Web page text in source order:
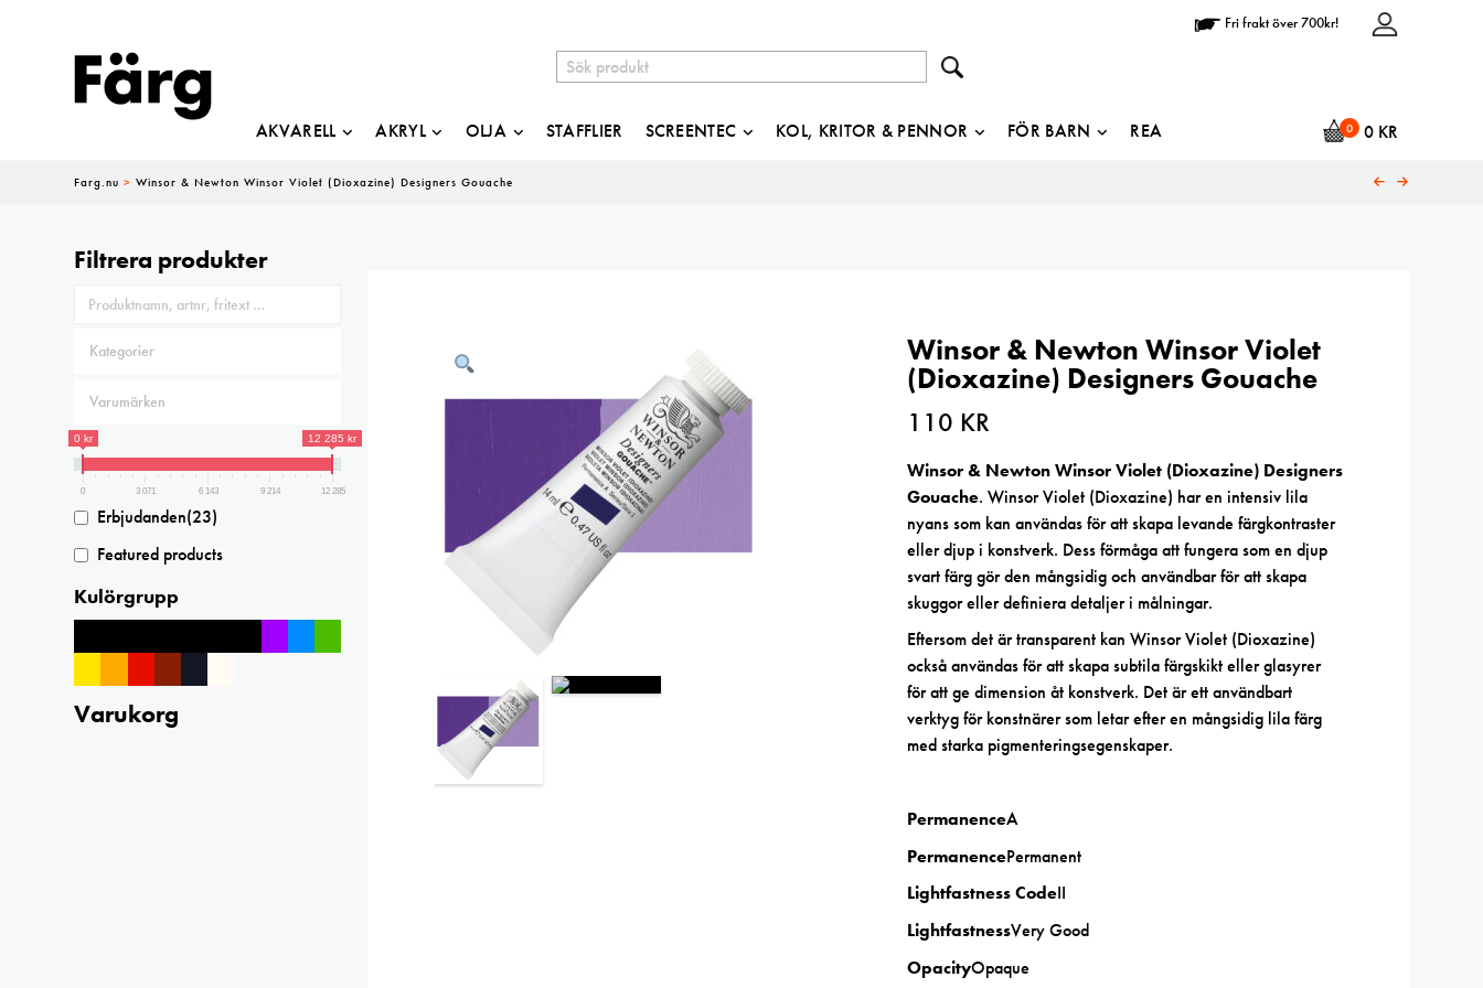
Fri frakt över 700kr!
0 0 KR
AKVARELL AKRYL OLJA STAFFLIER SCREENTEC KOL, KRITOR & PENNOR FÖR BARN REA
Farg.nu >Winsor & Newton Winsor Violet (Dioxazine) Designers Gouache
Winsor & Newton Winsor Violet
(Dioxazine) Designers Gouache
110 KR
Winsor & Newton Winsor Violet (Dioxazine) Designers
Gouache. Winsor Violet (Dioxazine) har en intensiv lila
nyans som kan användas för att skapa levande färgkontraster
eller djup i konstverk. Dess förmåga att fungera som en djup
svart färg gör den mångsidig och användbar för att skapa
skuggor eller definiera detaljer i målningar.
Eftersom det är transparent kan Winsor Violet (Dioxazine)
också användas för att skapa subtila färgskikt eller glasyrer
för att ge dimension åt konstverk. Det är ett användbart
verktyg för konstnärer som letar efter en mångsidig lila färg
med starka pigmenteringsegenskaper.
PermanenceA
PermanencePermanent
Lightfastness CodeII
LightfastnessVery Good
OpacityOpaque
Filtrera produkter
0 kr 12 285 kr
0 3 071 6 143 9 214 12 285
Erbjudanden(23)
Featured products
Kulörgrupp
Varukorg